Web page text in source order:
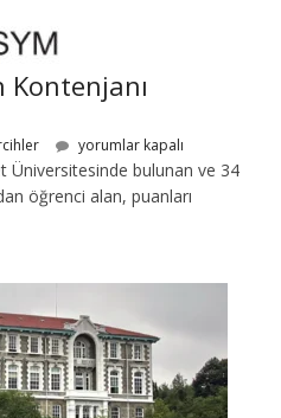
Kontenjanı
yorumlar kapalı
Üniversitesinde bulunan ve 34
öğrenci alan, puanları